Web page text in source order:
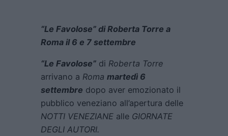
“Le Favolose” di Roberta Torre a
Roma il 6 e 7 settembre
“Le Favolose” di Roberta Torre
arrivano a Roma martedì 6
settembre dopo aver emozionato il
pubblico veneziano all’apertura delle
NOTTI VENEZIANE alle GIORNATE
DEGLI AUTORI.